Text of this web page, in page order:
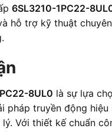
6SL3210-1PC22-
hỗ trợ kỹ thuật
8UL0 là sự lựa
pháp truyền động hiệu
Với thiết kế chuẩn